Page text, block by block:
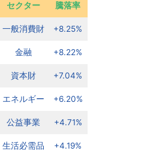
セクター 騰落率
一般消費財 +8.25%
金融 +8.22%
資本財 +7.04%
エネルギー +6.20%
公益事業 +4.71%
生活必需品 +4.19%